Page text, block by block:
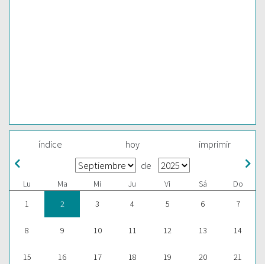
índice hoy imprimir
de
Lu Ma Mi Ju Vi Sá
Do
1
2 3 4 5 6 7
8 9 10 11 12 13 14
15 16 17 18 19 20 21